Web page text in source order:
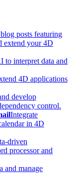
posts featuring
extend your 4D
to interpret data and
4D applications
develop
control.
Integrate
in 4D
driven
processor and
and manage